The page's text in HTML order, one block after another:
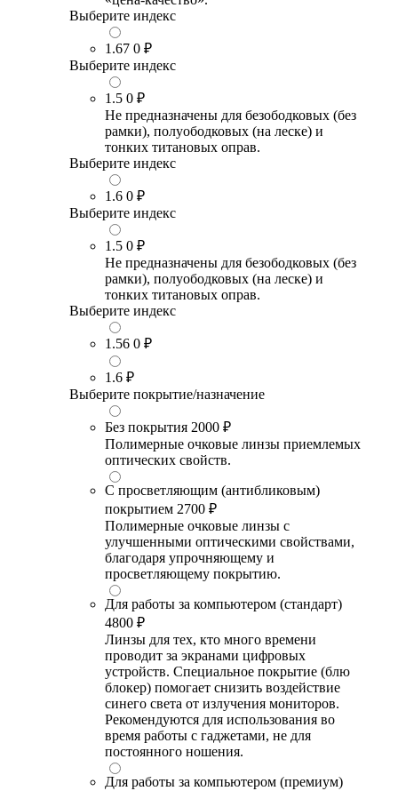
Выберите индекс
1.67 0 ₽
Выберите индекс
1.5 0 ₽
Не предназначены для безободковых (без
рамки), полуободковых (на леске) и
тонких титановых оправ.
Выберите индекс
1.6 0 ₽
Выберите индекс
1.5 0 ₽
Не предназначены для безободковых (без
рамки), полуободковых (на леске) и
тонких титановых оправ.
Выберите индекс
1.56 0 ₽
1.6 ₽
Выберите покрытие/назначение
Без покрытия 2000 ₽
Полимерные очковые линзы приемлемых
оптических свойств.
С просветляющим (антибликовым)
покрытием 2700 ₽
Полимерные очковые линзы с
улучшенными оптическими свойствами,
благодаря упрочняющему и
просветляющему покрытию.
Для работы за компьютером (стандарт)
4800 ₽
Линзы для тех, кто много времени
проводит за экранами цифровых
устройств. Специальное покрытие (блю
блокер) помогает снизить воздействие
синего света от излучения мониторов.
Рекомендуются для использования во
время работы с гаджетами, не для
постоянного ношения.
Для работы за компьютером (премиум)